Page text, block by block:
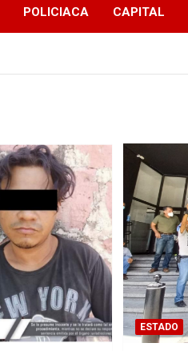
POLICIACA CAPITAL
ESTADO